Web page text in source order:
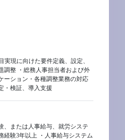
実現に向けた要件定義、設定、
調整 ・総務人事担当者および外
ーション・各種調整業務の対応
・検証、導入支援
、または人事給与、就労システ
経験3年以上 ・人事給与システム